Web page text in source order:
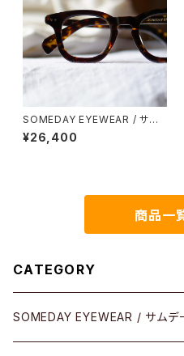
SOMEDAY EYEWEAR / サム
デー ウェリントン SD-001 正視
堂 オリジナル
¥26,400
商品一
CATEGORY
SOMEDAY EYEWEAR / サムデ